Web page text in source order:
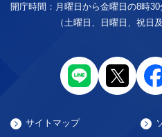
開庁時間： 月曜日から金曜日の8時
（土曜日、日曜日、祝日
サイトマップ